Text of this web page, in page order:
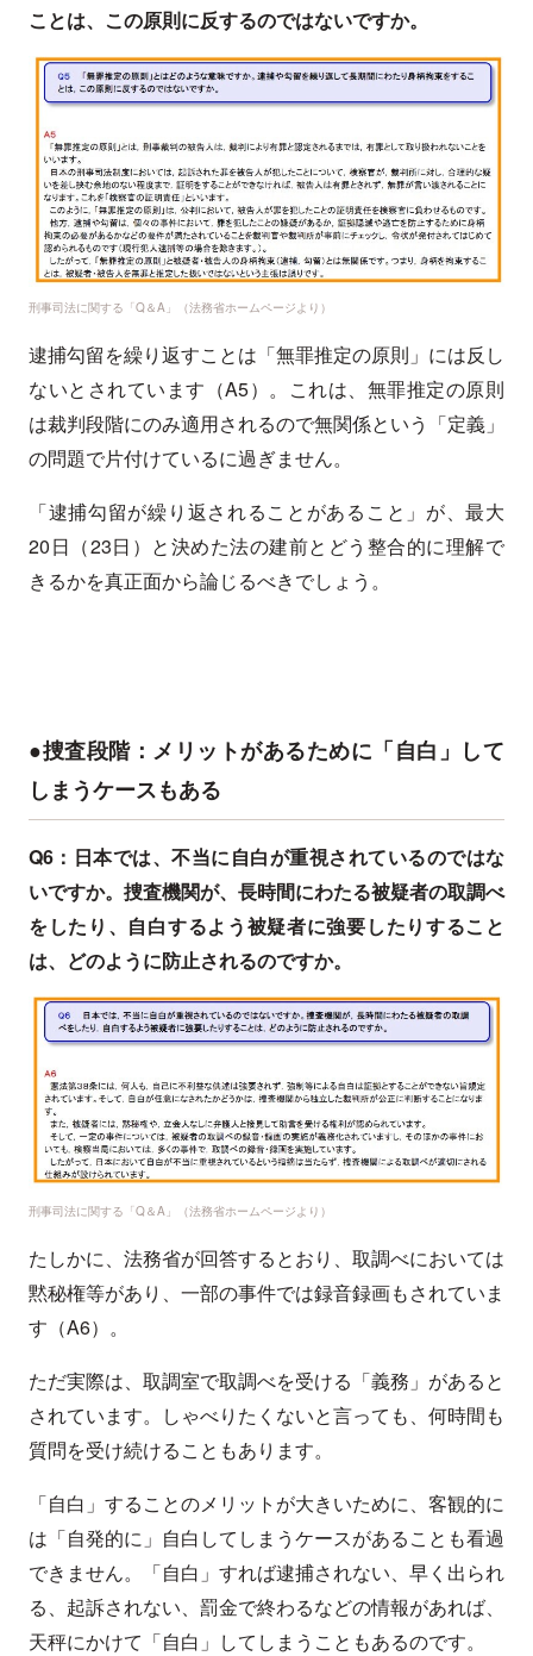
ことは、この原則に反するのではないですか。
刑事司法に関する「Q＆A」（法務省ホームページより）
逮捕勾留を繰り返すことは「無罪推定の原則」には反し
ないとされています（A5）。これは、無罪推定の原則
は裁判段階にのみ適用されるので無関係という「定義」
の問題で片付けているに過ぎません。
「逮捕勾留が繰り返されることがあること」が、最大
20日（23日）と決めた法の建前とどう整合的に理解で
きるかを真正面から論じるべきでしょう。
●捜査段階：メリットがあるために「自白」して
しまうケースもある
Q6：日本では、不当に自白が重視されているのではな
いですか。捜査機関が、長時間にわたる被疑者の取調べ
をしたり、自白するよう被疑者に強要したりすること
は、どのように防止されるのですか。
刑事司法に関する「Q＆A」（法務省ホームページより）
たしかに、法務省が回答するとおり、取調べにおいては
黙秘権等があり、一部の事件では録音録画もされていま
す（A6）。
ただ実際は、取調室で取調べを受ける「義務」があると
されています。しゃべりたくないと言っても、何時間も
質問を受け続けることもあります。
「自白」することのメリットが大きいために、客観的に
は「自発的に」自白してしまうケースがあることも看過
できません。「自白」すれば逮捕されない、早く出られ
る、起訴されない、罰金で終わるなどの情報があれば、
天秤にかけて「自白」してしまうこともあるのです。